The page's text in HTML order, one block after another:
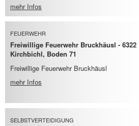
mehr Infos
FEUERWEHR
Freiwillige Feuerwehr Bruckhäusl - 6322
Kirchbichl, Boden 71
Freiwillige Feuerwehr Bruckhäusl
mehr Infos
SELBSTVERTEIDIGUNG